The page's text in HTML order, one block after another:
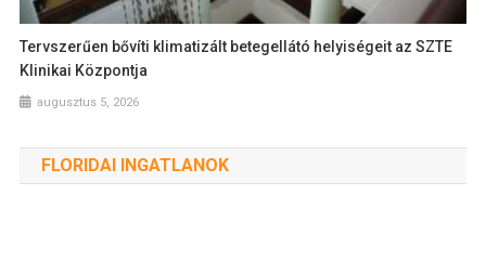
Tervszerűen bővíti klimatizált betegellátó helyiségeit az SZTE
Klinikai Központja
augusztus 5, 2026
FLORIDAI INGATLANOK